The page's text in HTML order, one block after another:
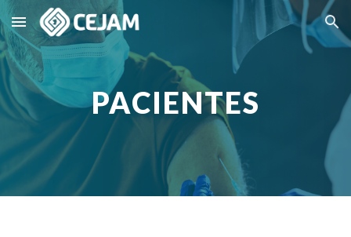
Skip to main content Skip to navigation
PACIENTES